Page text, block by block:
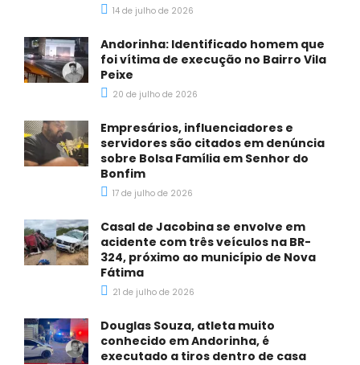
14 de julho de 2026
Andorinha: Identificado homem que
foi vítima de execução no Bairro Vila
Peixe
20 de julho de 2026
Empresários, influenciadores e
servidores são citados em denúncia
sobre Bolsa Família em Senhor do
Bonfim
17 de julho de 2026
Casal de Jacobina se envolve em
acidente com três veículos na BR-
324, próximo ao município de Nova
Fátima
21 de julho de 2026
Douglas Souza, atleta muito
conhecido em Andorinha, é
executado a tiros dentro de casa